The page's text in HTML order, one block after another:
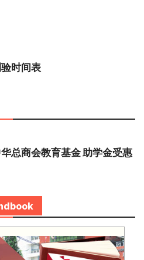
时间表
总商会教育基金 助学金受惠